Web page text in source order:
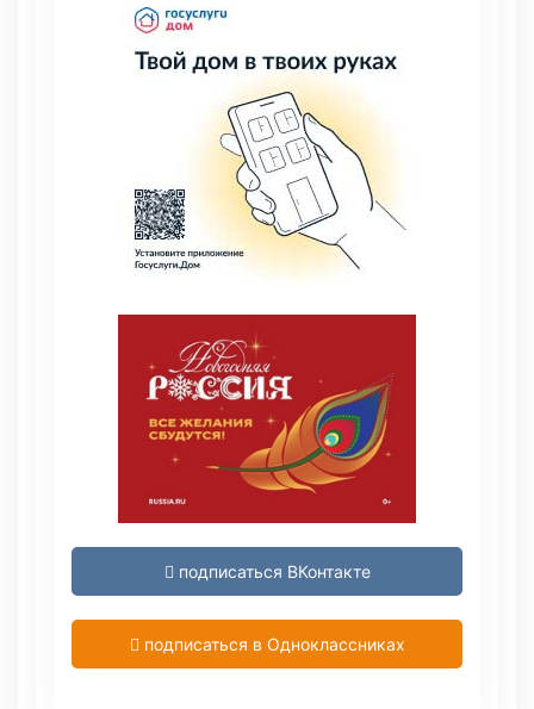
подписаться ВКонтакте
подписаться в Одноклассниках